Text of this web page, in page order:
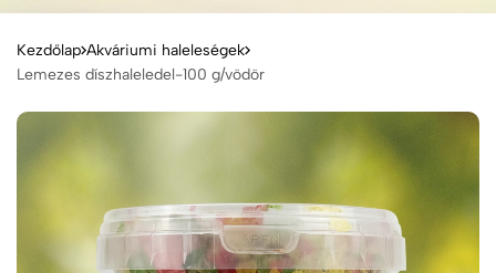
Kezdőlap Akváriumi haleleségek
Lemezes díszhaleledel-100 g/vödör